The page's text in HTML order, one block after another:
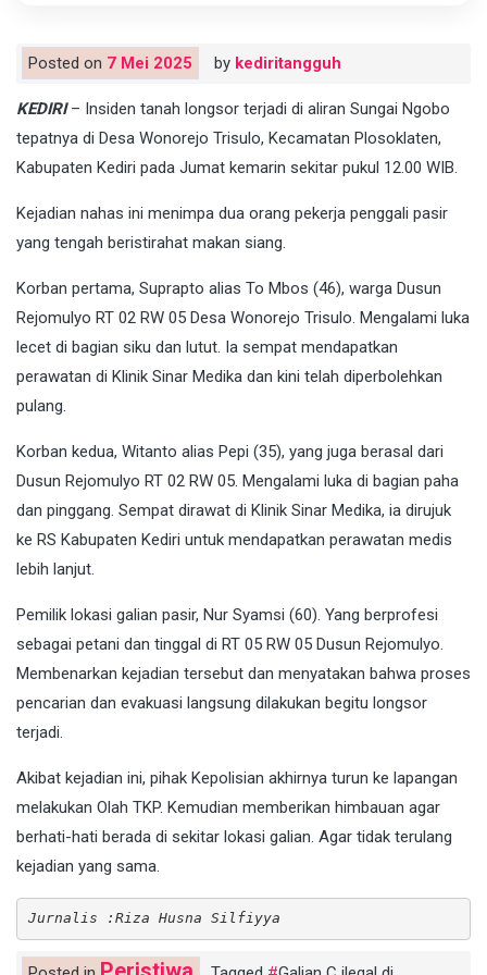
Posted on 7 Mei 2025 by kediritangguh
KEDIRI– Insiden tanah longsor terjadi di aliran Sungai Ngobo
tepatnya di Desa Wonorejo Trisulo, Kecamatan Plosoklaten,
Kabupaten Kediri pada Jumat kemarin sekitar pukul 12.00 WIB.
Kejadian nahas ini menimpa dua orang pekerja penggali pasir
yang tengah beristirahat makan siang.
Korban pertama, Suprapto alias To Mbos (46), warga Dusun
Rejomulyo RT 02 RW 05 Desa Wonorejo Trisulo. Mengalami luka
lecet di bagian siku dan lutut. Ia sempat mendapatkan
perawatan di Klinik Sinar Medika dan kini telah diperbolehkan
pulang.
Korban kedua, Witanto alias Pepi (35), yang juga berasal dari
Dusun Rejomulyo RT 02 RW 05. Mengalami luka di bagian paha
dan pinggang. Sempat dirawat di Klinik Sinar Medika, ia dirujuk
ke RS Kabupaten Kediri untuk mendapatkan perawatan medis
lebih lanjut.
Pemilik lokasi galian pasir, Nur Syamsi (60). Yang berprofesi
sebagai petani dan tinggal di RT 05 RW 05 Dusun Rejomulyo.
Membenarkan kejadian tersebut dan menyatakan bahwa proses
pencarian dan evakuasi langsung dilakukan begitu longsor
terjadi.
Akibat kejadian ini, pihak Kepolisian akhirnya turun ke lapangan
melakukan Olah TKP. Kemudian memberikan himbauan agar
berhati-hati berada di sekitar lokasi galian. Agar tidak terulang
kejadian yang sama.
Jurnalis :Riza Husna Silfiyya